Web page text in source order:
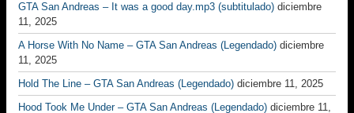
GTA San Andreas – It was a good day.mp3 (subtitulado) diciembre
11, 2025
A Horse With No Name – GTA San Andreas (Legendado) diciembre
11, 2025
Hold The Line – GTA San Andreas (Legendado) diciembre 11, 2025
Hood Took Me Under – GTA San Andreas (Legendado) diciembre 11,